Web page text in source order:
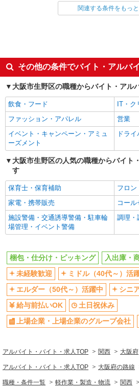
同じ雇用形態から北巽駅の求人を探す
未経験歓迎
ミドル
エルダー（50代～）活躍中
シニア
給与前払いOK
土日祝
上場企業・上場企業のグループ会
社
車通勤
バイク通勤OK
交通費
社会保険あり
同じ職種から求人を探す
軽作業・製造・
梱包・仕分け・ピッキング
入出
同じ特徴から求人を探す
未経験歓迎
社
車通勤OK
交通費
社会保険あり
関連する条件をもっ
その他の条件でバイト・アルバ
大阪市生野区の職種からバイト・アル
飲食・フード
IT・
ファッション・アパレル
営業
イベント・キャンペーン・アミュ
ーズメント
ドラ
大阪市生野区の人気の職種からバイト
す
保育士・保育補助
フロン
家電・携帯販売
コール
施設警備・交通誘導警備・駐車輪
場管理・イベント警備
調理・
梱包・仕分け・ピッキング
入出庫・
未経験歓迎
ミドル（40代～）活
エルダー（50代～）活躍中
シニ
給与前払いOK
土日祝休み
上場企業・上場企業のグループ会社
アルバイト・バイト・求人TOP 関西 大阪府
アルバイト・バイト・求人TOP 大阪府の路線
職種・条件一覧 軽作業・製造・物流 関西